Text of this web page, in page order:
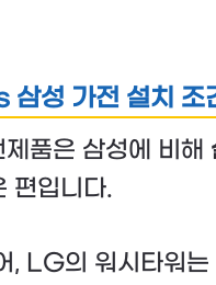
삼성 가전 설치 조
품은 삼성에 비해
편입니다.
, LG의 워시타워는